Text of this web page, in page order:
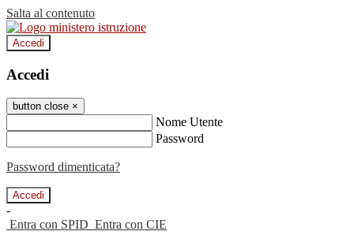
Salta al contenuto
Accedi
Accedi
button close ×
Nome Utente
Password
Password dimenticata?
-
Entra con SPID Entra con CIE